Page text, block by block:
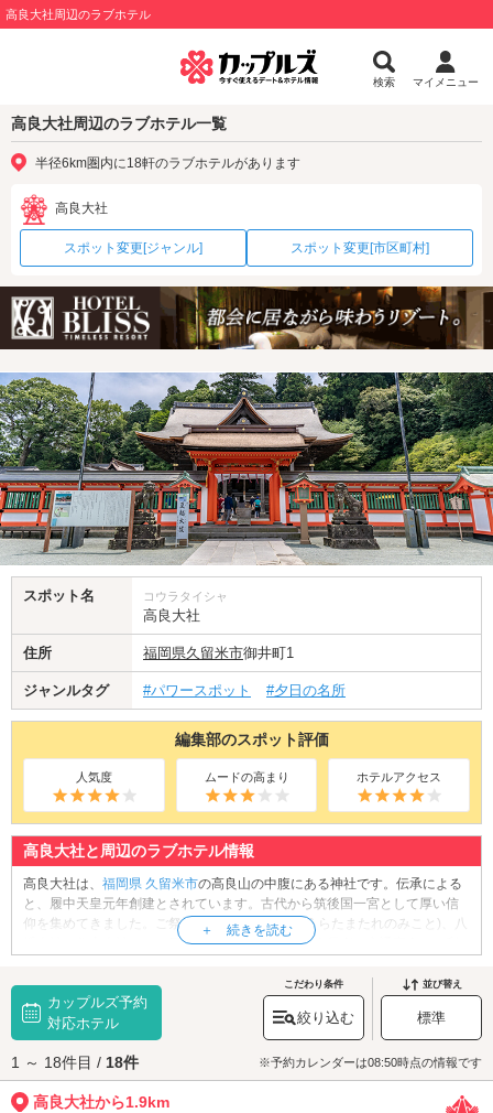
高良大社周辺のラブホテル
検索 マイメニュー
高良大社周辺のラブホテル一覧
半径6km圏内に18軒のラブホテルがあります
高良大社
スポット変更[ジャンル] スポット変更[市区町村]
スポット名 コウラタイシャ
高良大社
住所 福岡県久留米市御井町1
ジャンルタグ #パワースポット #夕日の名所
編集部のスポット評価
人気度 ムードの高まり ホテルアクセス
高良大社と周辺のラブホテル情報
高良大社は、 福岡県 久留米市の高良山の中腹にある神社です。伝承による
と、履中天皇元年創建とされています。古代から筑後国一宮として厚い信
仰を集めてきました。ご祭神を、高良玉垂命(こうらたまたれのみこと)、八
幡大神、住吉大神とし、厄払い、厄除け開運、延命長寿、交通安全のご利
策してみましょう。石段の横にはスロープカーもあるので安心です。社殿
は国の重要文化財に指定されており、神社建築としては九州最大級の規模
を誇ります。また、境内の展望台は久留米市の市街地を一望できる絶景ス
ポット。広大な景色をお楽しみください。
高良大社へは、久留米エリアのラブホテルからもアクセスが便利です。
カップルズ予約
対応ホテル
こだわり条件
絞り込む
並び替え
標準
1 ～ 18件目 / 18件 ※予約カレンダーは08:50時点の情報です
高良大社から1.9km